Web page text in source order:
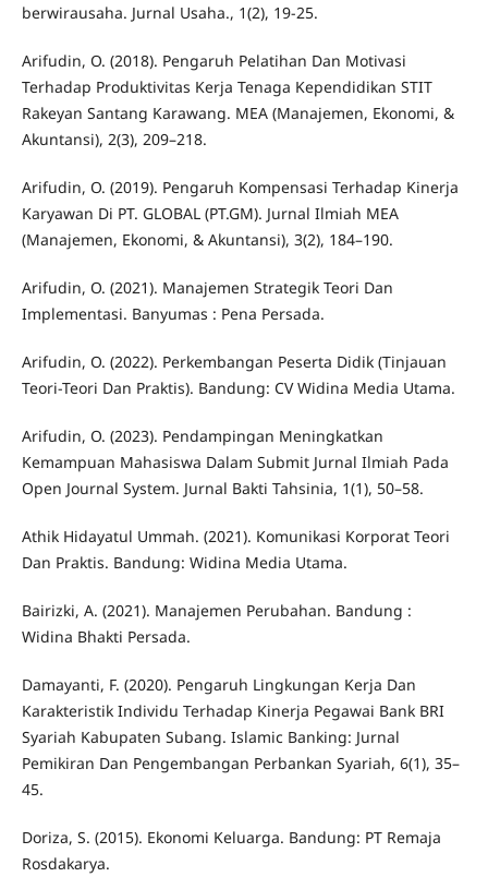
berwirausaha. Jurnal Usaha., 1(2), 19-25.
Arifudin, O. (2018). Pengaruh Pelatihan Dan Motivasi
Terhadap Produktivitas Kerja Tenaga Kependidikan STIT
Rakeyan Santang Karawang. MEA (Manajemen, Ekonomi, &
Akuntansi), 2(3), 209–218.
Arifudin, O. (2019). Pengaruh Kompensasi Terhadap Kinerja
Karyawan Di PT. GLOBAL (PT.GM). Jurnal Ilmiah MEA
(Manajemen, Ekonomi, & Akuntansi), 3(2), 184–190.
Arifudin, O. (2021). Manajemen Strategik Teori Dan
Implementasi. Banyumas : Pena Persada.
Arifudin, O. (2022). Perkembangan Peserta Didik (Tinjauan
Teori-Teori Dan Praktis). Bandung: CV Widina Media Utama.
Arifudin, O. (2023). Pendampingan Meningkatkan
Kemampuan Mahasiswa Dalam Submit Jurnal Ilmiah Pada
Open Journal System. Jurnal Bakti Tahsinia, 1(1), 50–58.
Athik Hidayatul Ummah. (2021). Komunikasi Korporat Teori
Dan Praktis. Bandung: Widina Media Utama.
Bairizki, A. (2021). Manajemen Perubahan. Bandung :
Widina Bhakti Persada.
Damayanti, F. (2020). Pengaruh Lingkungan Kerja Dan
Karakteristik Individu Terhadap Kinerja Pegawai Bank BRI
Syariah Kabupaten Subang. Islamic Banking: Jurnal
Pemikiran Dan Pengembangan Perbankan Syariah, 6(1), 35–
45.
Doriza, S. (2015). Ekonomi Keluarga. Bandung: PT Remaja
Rosdakarya.